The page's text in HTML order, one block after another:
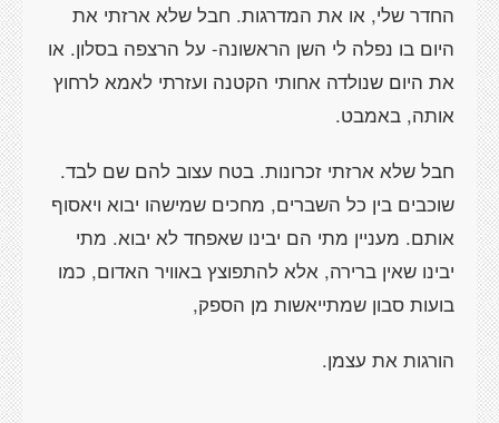
החדר שלי, או את המדרגות. חבל שלא ארזתי את
היום בו נפלה לי השן הראשונה- על הרצפה בסלון. או
את היום שנולדה אחותי הקטנה ועזרתי לאמא לרחוץ
אותה, באמבט.
חבל שלא ארזתי זכרונות. בטח עצוב להם שם לבד.
שוכבים בין כל השברים, מחכים שמישהו יבוא ויאסוף
אותם. מעניין מתי הם יבינו שאפחד לא יבוא. מתי
יבינו שאין ברירה, אלא להתפוצץ באוויר האדום, כמו
בועות סבון שמתייאשות מן הספק,
הורגות את עצמן.